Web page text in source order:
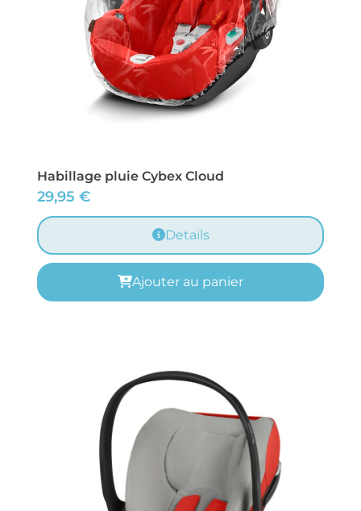
Habillage pluie Cybex Cloud
29,95 €
Details
Ajouter au panier